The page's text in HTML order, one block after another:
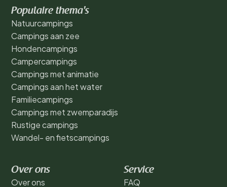
Populaire thema's
Natuurcampings
Campings aan zee
Hondencampings
Campercampings
Campings met animatie
Campings aan het water
Familiecampings
Campings met zwemparadijs
Rustige campings
Wandel- en fietscampings
Over ons
Over ons
Service
FAQ